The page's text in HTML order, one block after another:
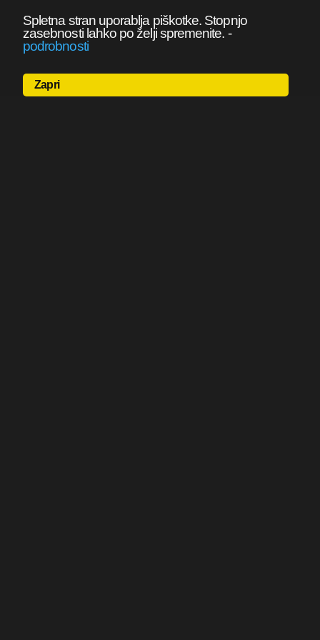
Spletna stran uporablja piškotke. Stopnjo
zasebnosti lahko po želji spremenite. -
podrobnosti
Zapri